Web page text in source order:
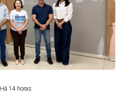
Há 14 horas